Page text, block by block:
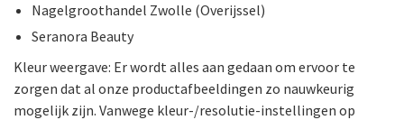
Nagelgroothandel Zwolle (Overijssel)
Seranora Beauty
Kleur weergave: Er wordt alles aan gedaan om ervoor te
zorgen dat al onze productafbeeldingen zo nauwkeurig
mogelijk zijn. Vanwege kleur-/resolutie-instellingen op